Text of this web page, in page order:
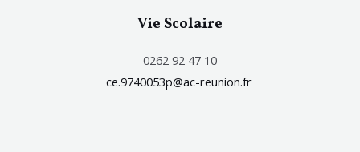
Vie Scolaire
0262 92 47 10
ce.9740053p@ac-reunion.fr